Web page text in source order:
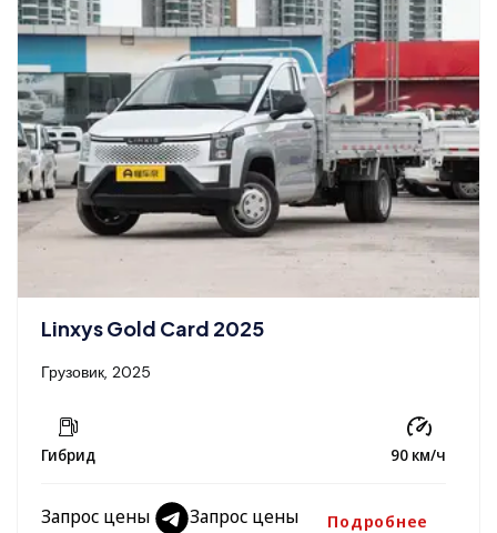
Linxys Gold Card 2025
Грузовик, 2025
Гибрид 90 км/ч
Запрос цены Запрос цены Подробнее